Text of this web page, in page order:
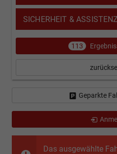
Das ausgewählte
SICHERHEIT & ASSISTENZ
113
Geparkte